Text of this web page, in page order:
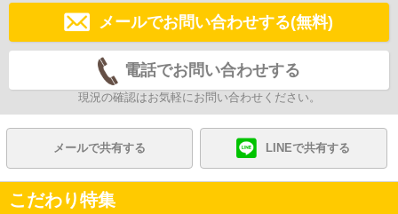
メールでお問い合わせする(無料)
電話でお問い合わせする
現況の確認はお気軽にお問い合わせください。
メールで共有する LINEで共有する
こだわり特集